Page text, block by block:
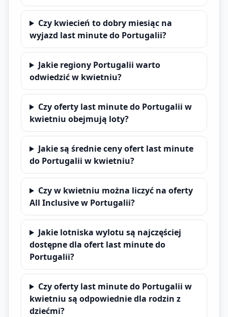
Czy kwiecień to dobry miesiąc na
wyjazd last minute do Portugalii?
Jakie regiony Portugalii warto
odwiedzić w kwietniu?
Czy oferty last minute do Portugalii w
kwietniu obejmują loty?
Jakie są średnie ceny ofert last minute
do Portugalii w kwietniu?
Czy w kwietniu można liczyć na oferty
All Inclusive w Portugalii?
Jakie lotniska wylotu są najczęściej
dostępne dla ofert last minute do
Portugalii?
Czy oferty last minute do Portugalii w
kwietniu są odpowiednie dla rodzin z
dziećmi?